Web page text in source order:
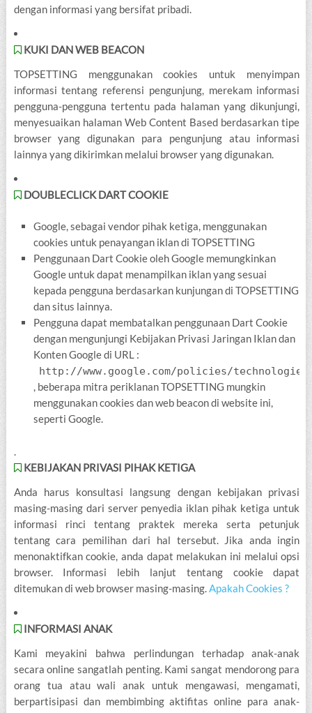
dengan informasi yang bersifat pribadi.
KUKI DAN WEB BEACON
TOPSETTING menggunakan cookies untuk menyimpan
informasi tentang referensi pengunjung, merekam informasi
pengguna-pengguna tertentu pada halaman yang dikunjungi,
menyesuaikan halaman Web Content Based berdasarkan tipe
browser yang digunakan para pengunjung atau informasi
lainnya yang dikirimkan melalui browser yang digunakan.
DOUBLECLICK DART COOKIE
Google, sebagai vendor pihak ketiga, menggunakan
cookies untuk penayangan iklan di TOPSETTING
Penggunaan Dart Cookie oleh Google memungkinkan
Google untuk dapat menampilkan iklan yang sesuai
kepada pengguna berdasarkan kunjungan di TOPSETTING
dan situs lainnya.
Pengguna dapat membatalkan penggunaan Dart Cookie
dengan mengunjungi Kebijakan Privasi Jaringan Iklan dan
Konten Google di URL :
http://www.google.com/policies/
, beberapa mitra periklanan TOPSETTING mungkin
menggunakan cookies dan web beacon di website ini,
seperti Google.
.
KEBIJAKAN PRIVASI PIHAK KETIGA
Anda harus konsultasi langsung dengan kebijakan privasi
masing-masing dari server penyedia iklan pihak ketiga untuk
informasi rinci tentang praktek mereka serta petunjuk
tentang cara pemilihan dari hal tersebut. Jika anda ingin
menonaktifkan cookie, anda dapat melakukan ini melalui opsi
browser. Informasi lebih lanjut tentang cookie dapat
ditemukan di web browser masing-masing.Apakah Cookies ?
INFORMASI ANAK
Kami meyakini bahwa perlindungan terhadap anak-anak
secara online sangatlah penting. Kami sangat mendorong para
orang tua atau wali anak untuk mengawasi, mengamati,
berpartisipasi dan membimbing aktifitas online para anak-